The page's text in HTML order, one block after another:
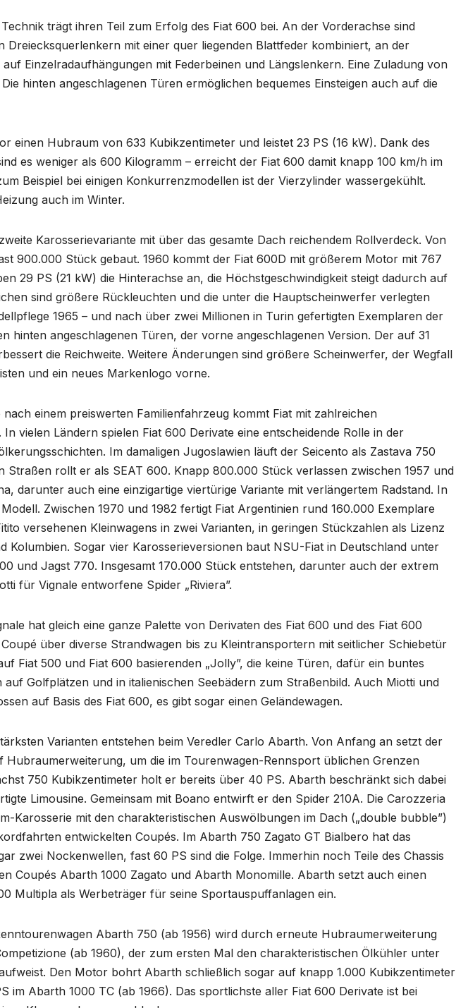
trägt ihren Teil zum Erfolg des Fiat 600 bei. An der Vorderachse sind
Dreiecksquerlenkern mit einer quer liegenden Blattfeder kombiniert, an der
Einzelradaufhängungen mit Federbeinen und Längslenkern. Eine Zuladung von
hinten angeschlagenen Türen ermöglichen bequemes Einsteigen auch auf die
einen Hubraum von 633 Kubikzentimeter und leistet 23 PS (16 kW). Dank des
es weniger als 600 Kilogramm – erreicht der Fiat 600 damit knapp 100 km/h im
Beispiel bei einigen Konkurrenzmodellen ist der Vierzylinder wassergekühlt.
auch im Winter.
Karosserievariante mit über das gesamte Dach reichendem Rollverdeck. Von
900.000 Stück gebaut. 1960 kommt der Fiat 600D mit größerem Motor mit 767
29 PS (21 kW) die Hinterachse an, die Höchstgeschwindigkeit steigt dadurch auf
sind größere Rückleuchten und die unter die Hauptscheinwerfer verlegten
1965 – und nach über zwei Millionen in Turin gefertigten Exemplaren der
hinten angeschlagenen Türen, der vorne angeschlagenen Version. Der auf 31
die Reichweite. Weitere Änderungen sind größere Scheinwerfer, der Wegfall
und ein neues Markenlogo vorne.
einem preiswerten Familienfahrzeug kommt Fiat mit zahlreichen
vielen Ländern spielen Fiat 600 Derivate eine entscheidende Rolle in der
Im damaligen Jugoslawien läuft der Seicento als Zastava 750
Straßen rollt er als SEAT 600. Knapp 800.000 Stück verlassen zwischen 1957 und
darunter auch eine einzigartige viertürige Variante mit verlängertem Radstand. In
Zwischen 1970 und 1982 fertigt Fiat Argentinien rund 160.000 Exemplare
versehenen Kleinwagens in zwei Varianten, in geringen Stückzahlen als Lizenz
Kolumbien. Sogar vier Karosserieversionen baut NSU-Fiat in Deutschland unter
und Jagst 770. Insgesamt 170.000 Stück entstehen, darunter auch der extrem
für Vignale entworfene Spider „Riviera”.
hat gleich eine ganze Palette von Derivaten des Fiat 600 und des Fiat 600
über diverse Strandwagen bis zu Kleintransportern mit seitlicher Schiebetür
Fiat 500 und Fiat 600 basierenden „Jolly”, die keine Türen, dafür ein buntes
Golfplätzen und in italienischen Seebädern zum Straßenbild. Auch Miotti und
auf Basis des Fiat 600, es gibt sogar einen Geländewagen.
Varianten entstehen beim Veredler Carlo Abarth. Von Anfang an setzt der
Hubraumerweiterung, um die im Tourenwagen-Rennsport üblichen Grenzen
750 Kubikzentimeter holt er bereits über 40 PS. Abarth beschränkt sich dabei
Limousine. Gemeinsam mit Boano entwirft er den Spider 210A. Die Carozzeria
Karosserie mit den charakteristischen Auswölbungen im Dach („double bubble”)
entwickelten Coupés. Im Abarth 750 Zagato GT Bialbero hat das
zwei Nockenwellen, fast 60 PS sind die Folge. Immerhin noch Teile des Chassis
Coupés Abarth 1000 Zagato und Abarth Monomille. Abarth setzt auch einen
Multipla als Werbeträger für seine Sportauspuffanlagen ein.
Abarth 750 (ab 1956) wird durch erneute Hubraumerweiterung
(ab 1960), der zum ersten Mal den charakteristischen Ölkühler unter
Den Motor bohrt Abarth schließlich sogar auf knapp 1.000 Kubikzentimeter
im Abarth 1000 TC (ab 1966). Das sportlichste aller Fiat 600 Derivate ist bei